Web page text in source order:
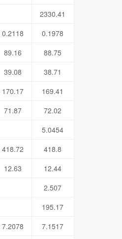
2330.41
0.2118
0.1978
89.16
88.75
39.08
38.71
170.17
169.41
71.87
72.02
5.0454
418.72
418.8
12.63
12.44
2.507
195.17
7.2078
7.1517